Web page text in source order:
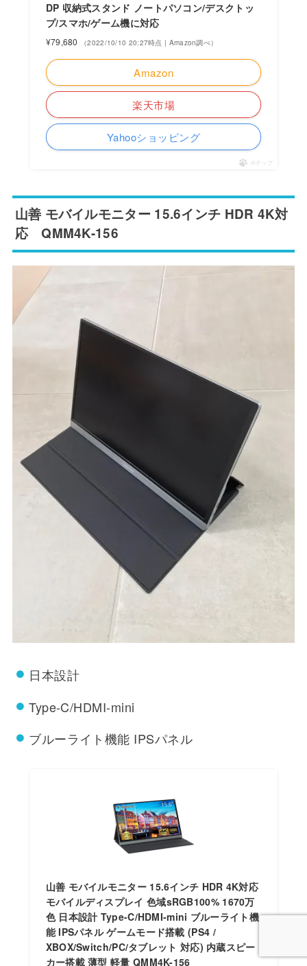
DP 収納式スタンド ノートパソコン/デスクトッ
プ/スマホ/ゲーム機に対応
¥79,680 （2022/10/10 20:27時点 | Amazon調べ）
Amazon
楽天市場
Yahooショッピング
ポチップ
山善 モバイルモニター 15.6インチ HDR 4K対
応 QMM4K-156
日本設計
Type-C/HDMI-mini
ブルーライト機能 IPSパネル
山善 モバイルモニター 15.6インチ HDR 4K対応
モバイルディスプレイ 色域sRGB100% 1670万
色 日本設計 Type-C/HDMI-mini ブルーライト機
能 IPSパネル ゲームモード搭載 (PS4 /
XBOX/Switch/PC/タブレット 対応) 内蔵スピー
カー搭載 薄型 軽量 QMM4K-156